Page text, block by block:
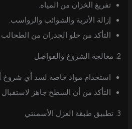
تفريغ الخزان من المياه.
إزالة الأتربة والشوائب والرواسب.
التأكد من خلو الجدران من الطحالب
2. معالجة الشروخ والفواصل
استخدام مواد خاصة لسد أي شروخ
التأكد من أن السطح جاهز
3. تطبيق طبقة العزل الأسمنتي